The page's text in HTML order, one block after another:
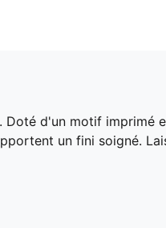
d'un motif imprimé
un fini soigné.